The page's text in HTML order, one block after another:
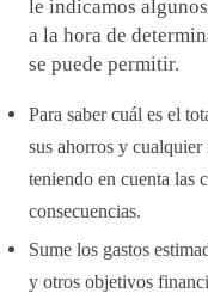
le indicamos
a la hora de
se puede permitir.
Para saber cuál es el
sus ahorros y cualquier
teniendo en cuenta las
consecuencias.
Sume los gastos
y otros objetivos